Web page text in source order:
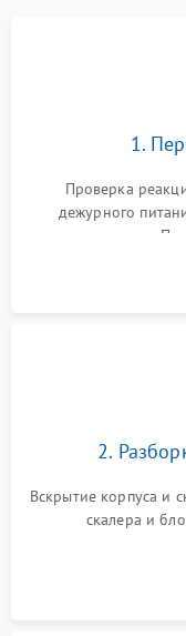
Поломка системы
автоматического
Неисправность
защиты от замыкания
1.
Проверка
дежурного
повреждения.
изображения,
2.
Вскрытие корпуса и
скалера и
конденсаторов,
контактов